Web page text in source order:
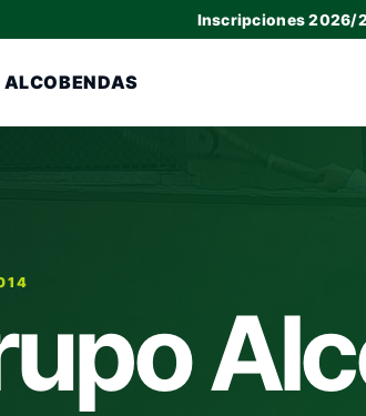
Inscripciones 2026/